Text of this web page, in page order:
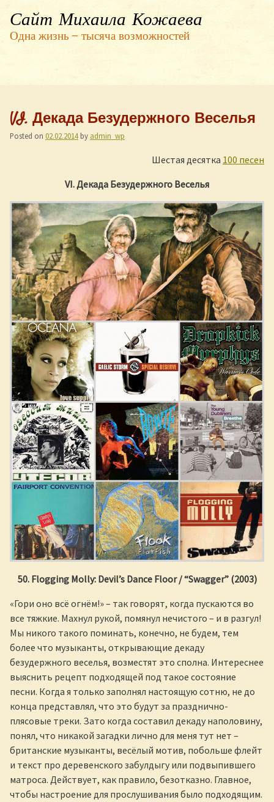
Сайт Михаила Кожаева
Одна жизнь — тысяча возможностей
VI. Декада Безудержного Веселья
Posted on 02.02.2014 by admin_wp
Шестая десятка 100 песен
VI. Декада Безудержного Веселья
50. Flogging Molly: Devil’s Dance Floor / “Swagger” (2003)
«Гори оно всё огнём!» – так говорят, когда пускаются во
все тяжкие. Махнул рукой, помянул нечистого – и в разгул!
Мы никого такого поминать, конечно, не будем, тем
более что музыканты, открывающие декаду
безудержного веселья, возместят это сполна. Интереснее
выяснить рецепт подходящей под такое состояние
песни. Когда я только заполнял настоящую сотню, не до
конца представлял, что это будут за празднично-
плясовые треки. Зато когда составил декаду наполовину,
понял, что никакой загадки лично для меня тут нет –
британские музыканты, весёлый мотив, побольше флейт
и текст про деревенского забулдыгу или подвыпившего
матроса. Действует, как правило, безотказно. Главное,
чтобы настроение для прослушивания было подходящим.